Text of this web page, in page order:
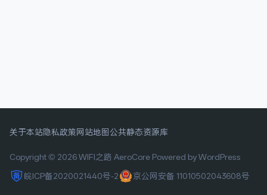
关于本站隐私政策网站地图 公共静态资源库
Copyright © 2026 WIFI之路 AeroCore Powered by WordPress
皖ICP备2020021440号-2
京公网安备 11010502043608号